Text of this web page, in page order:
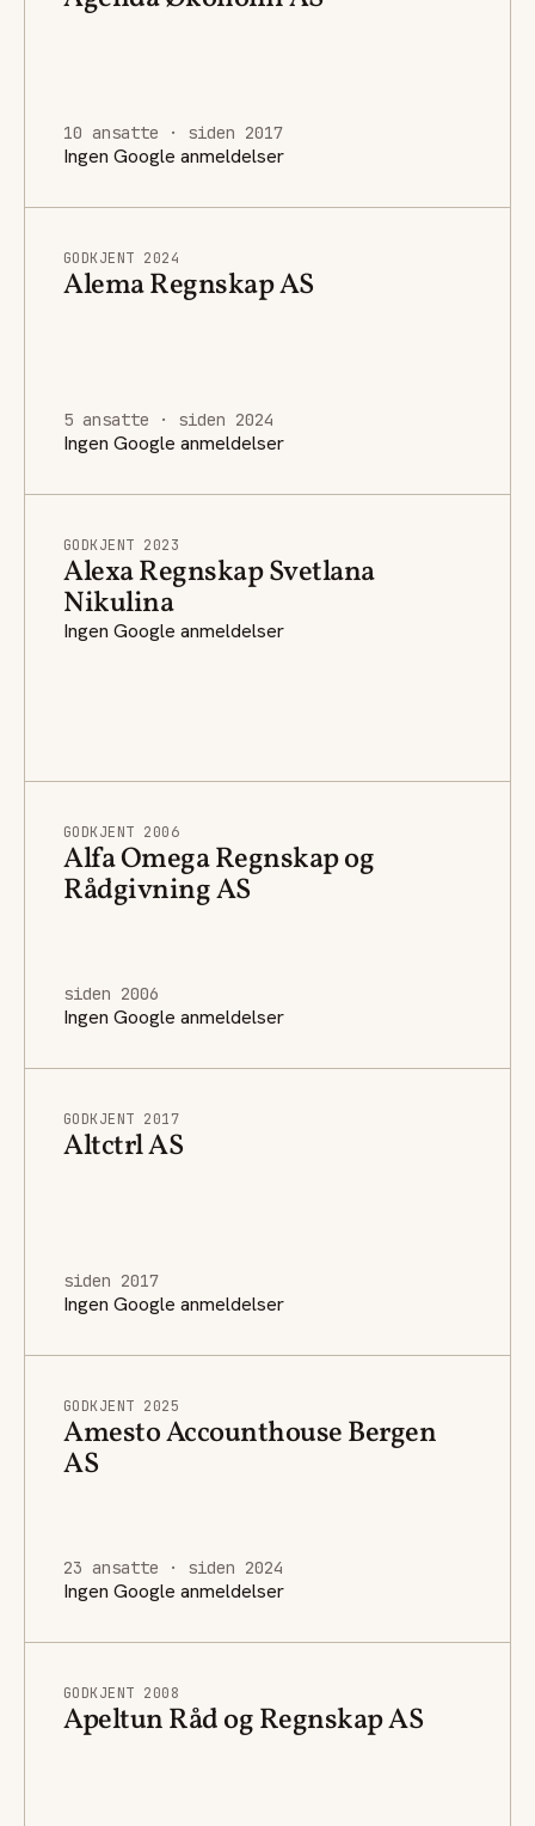
10 ansatte · siden 2017
Ingen Google anmeldelser
GODKJENT 2024
Alema Regnskap AS
5 ansatte · siden 2024
Ingen Google anmeldelser
GODKJENT 2023
Alexa Regnskap Svetlana
Nikulina
Ingen Google anmeldelser
GODKJENT 2006
Alfa Omega Regnskap og
Rådgivning AS
siden 2006
Ingen Google anmeldelser
GODKJENT 2017
Altctrl AS
siden 2017
Ingen Google anmeldelser
GODKJENT 2025
Amesto Accounthouse Bergen
AS
23 ansatte · siden 2024
Ingen Google anmeldelser
GODKJENT 2008
Apeltun Råd og Regnskap AS